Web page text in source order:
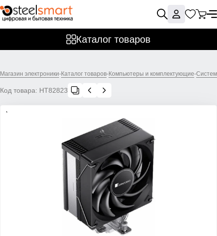
Каталог товаров
Магазин электроники-Каталог товаров-Компьютеры и комплектующие-
Код товара: НТ82823